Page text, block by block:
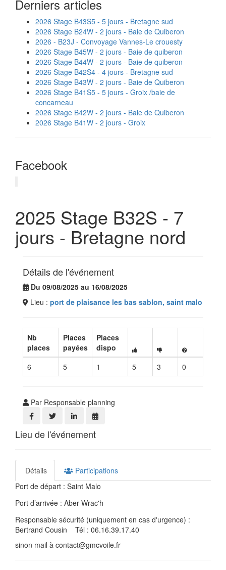
Derniers articles
2026 Stage B43S5 - 5 jours - Bretagne sud
2026 Stage B24W - 2 jours - Baie de Quiberon
2026 - B23J - Convoyage Vannes-Le crouesty
2026 Stage B45W - 2 jours - Baie de quiberon
2026 Stage B44W - 2 jours - Baie de quiberon
2026 Stage B42S4 - 4 jours - Bretagne sud
2026 Stage B43W - 2 jours - Baie de Quiberon
2026 Stage B41S5 - 5 jours - Groix /baie de
concarneau
2026 Stage B42W - 2 jours - Baie de Quiberon
2026 Stage B41W - 2 jours - Groix
Facebook
2025 Stage B32S - 7
jours - Bretagne nord
Détails de l'événement
Du 09/08/2025 au 16/08/2025
Lieu : port de plaisance les bas sablon, saint malo
Nb
places
Places
payées
Places
dispo
6
5 1 5 3 0
Par Responsable planning
Lieu de l'événement
Détails
Participations
Port de départ : Saint Malo
Port d’arrivée : Aber Wrac'h
Responsable sécurité (uniquement en cas d'urgence) :
Bertrand Cousin Tél : 06.16.39.17.40
sinon mail à contact@gmcvoile.fr